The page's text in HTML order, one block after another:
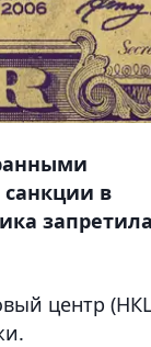
санкции в
центр